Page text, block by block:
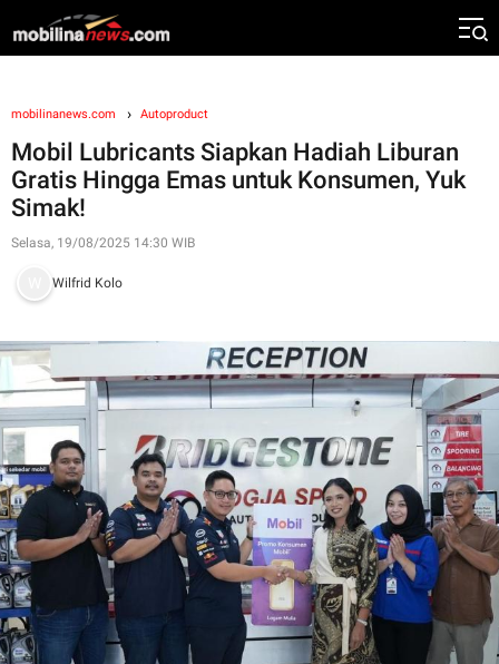
mobilinanews.com Autoproduct
Mobil Lubricants Siapkan Hadiah Liburan
Gratis Hingga Emas untuk Konsumen, Yuk
Simak!
Selasa, 19/08/2025 14:30 WIB
Wilfrid Kolo